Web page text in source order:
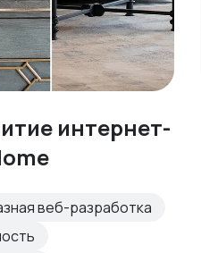
интернет-
веб-разработка